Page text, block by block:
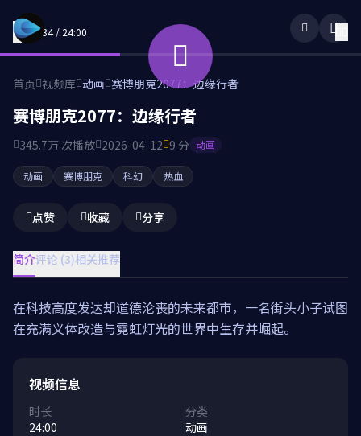
12:34 / 24:00
首页 视频库 动画 赛博朋克2077：边缘行者
赛博朋克2077：边缘行者
345.7万 次播放 2026-04-12 9 分 动画
动画 赛博朋克 科幻 热血
点赞 收藏 分享
简介评论 (3)相关推荐
在科技高度发达却道德沦丧的未来都市，一名街头小子试图
在充满义体改造与霓虹灯光的世界中生存并崛起。
视频信息
时长
24:00
分类
动画